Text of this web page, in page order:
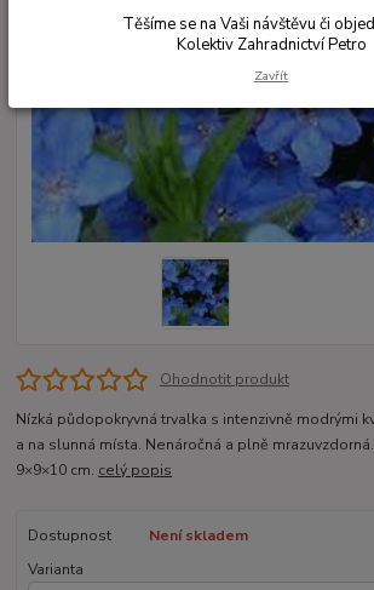
Ohodnotit produkt
Nízká půdopokryvná trvalka s intenzivně modrými
a na slunná místa. Nenáročná a plně
9×9×10 cm. celý popis
Dostupnost
Není skladem
Varianta
Těšíme se na Vaši návštěvu či
Kolektiv Zahradnictví Petro
Zavřít